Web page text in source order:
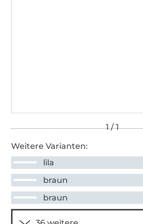
Weitere Varianten:
lila
braun
braun